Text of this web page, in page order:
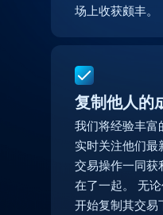
场上收获颇丰。
复制他人的
我们将经验丰富
实时关注他们最
交易操作一同获
在了一起。 无
开始复制其交易